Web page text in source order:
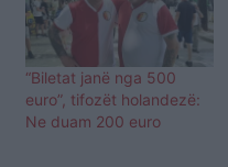
“Biletat janë nga 500
euro”, tifozët holandezë:
Ne duam 200 euro